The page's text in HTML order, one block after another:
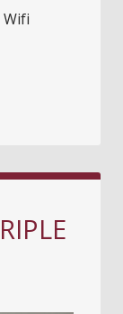
Wifi